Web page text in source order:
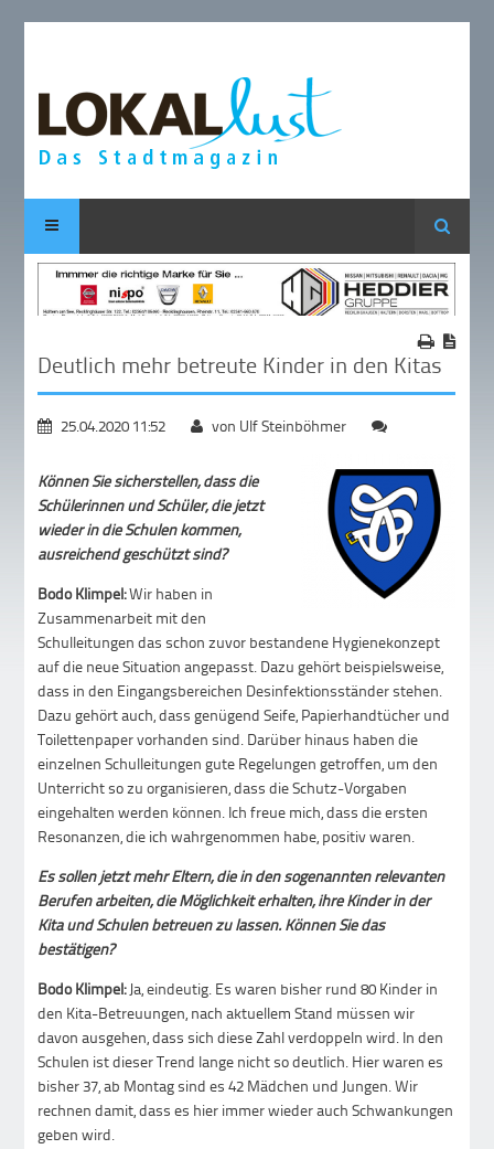
Suche
Deutlich mehr betreute Kinder in den Kitas
25.04.2020 11:52 von Ulf Steinböhmer
Können Sie sicherstellen, dass die
Schülerinnen und Schüler, die jetzt
wieder in die Schulen kommen,
ausreichend geschützt sind?
Bodo Klimpel:Wir haben in
Zusammenarbeit mit den
Schulleitungen das schon zuvor bestandene Hygienekonzept
auf die neue Situation angepasst. Dazu gehört beispielsweise,
dass in den Eingangsbereichen Desinfektionsständer stehen.
Dazu gehört auch, dass genügend Seife, Papierhandtücher und
Toilettenpaper vorhanden sind. Darüber hinaus haben die
einzelnen Schulleitungen gute Regelungen getroffen, um den
Unterricht so zu organisieren, dass die Schutz-Vorgaben
eingehalten werden können. Ich freue mich, dass die ersten
Resonanzen, die ich wahrgenommen habe, positiv waren.
Es sollen jetzt mehr Eltern, die in den sogenannten relevanten
Berufen arbeiten, die Möglichkeit erhalten, ihre Kinder in der
Kita und Schulen betreuen zu lassen. Können Sie das
bestätigen?
Bodo Klimpel:Ja, eindeutig. Es waren bisher rund 80 Kinder in
den Kita-Betreuungen, nach aktuellem Stand müssen wir
davon ausgehen, dass sich diese Zahl verdoppeln wird. In den
Schulen ist dieser Trend lange nicht so deutlich. Hier waren es
bisher 37, ab Montag sind es 42 Mädchen und Jungen. Wir
rechnen damit, dass es hier immer wieder auch Schwankungen
geben wird.